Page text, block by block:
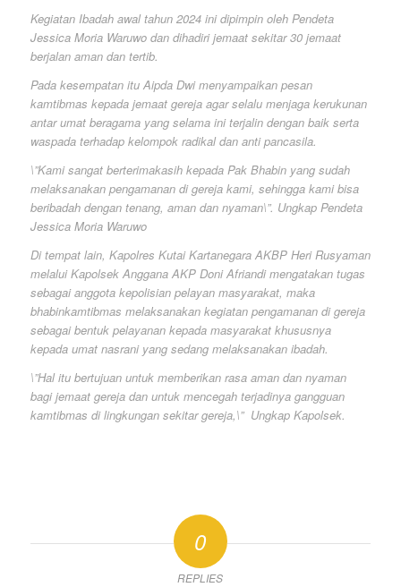
Kegiatan Ibadah awal tahun 2024 ini dipimpin oleh Pendeta
Jessica Moria Waruwo dan dihadiri jemaat sekitar 30 jemaat
berjalan aman dan tertib.
Pada kesempatan itu Aipda Dwi menyampaikan pesan
kamtibmas kepada jemaat gereja agar selalu menjaga kerukunan
antar umat beragama yang selama ini terjalin dengan baik serta
waspada terhadap kelompok radikal dan anti pancasila.
\”Kami sangat berterimakasih kepada Pak Bhabin yang sudah
melaksanakan pengamanan di gereja kami, sehingga kami bisa
beribadah dengan tenang, aman dan nyaman\”. Ungkap Pendeta
Jessica Moria Waruwo
Di tempat lain, Kapolres Kutai Kartanegara AKBP Heri Rusyaman
melalui Kapolsek Anggana AKP Doni Afriandi mengatakan tugas
sebagai anggota kepolisian pelayan masyarakat, maka
bhabinkamtibmas melaksanakan kegiatan pengamanan di gereja
sebagai bentuk pelayanan kepada masyarakat khususnya
kepada umat nasrani yang sedang melaksanakan ibadah.
\”Hal itu bertujuan untuk memberikan rasa aman dan nyaman
bagi jemaat gereja dan untuk mencegah terjadinya gangguan
kamtibmas di lingkungan sekitar gereja,\” Ungkap Kapolsek.
0
REPLIES